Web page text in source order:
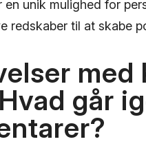
unik mulighed for
redskaber til at skabe
med
går